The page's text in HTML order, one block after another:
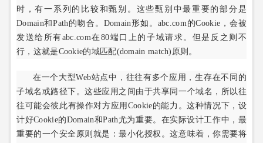
时，有一系列的比较和甄别。这些甄别中最重要的部分是
Domain和Path的吻合。Domain形如。abc.com的Cookie，会被
发送给所有abc.com在80端口上的子域请求。但是反之则不
行，这就是Cookie的域匹配(domain match)原则。
在一个大型Web站点中，往往有多个应用，生存在不同的
子域名或路径下。这些应用之间由于共享同一个域名，所以往
往可能会彼此有操作对方应用Cookie的能力。这种情况下，设
计好Cookie的Domain和Path尤为重要。在实际设计工作中，最
重要的一个安全原则就是：最小化授权。这意味着，你需要将